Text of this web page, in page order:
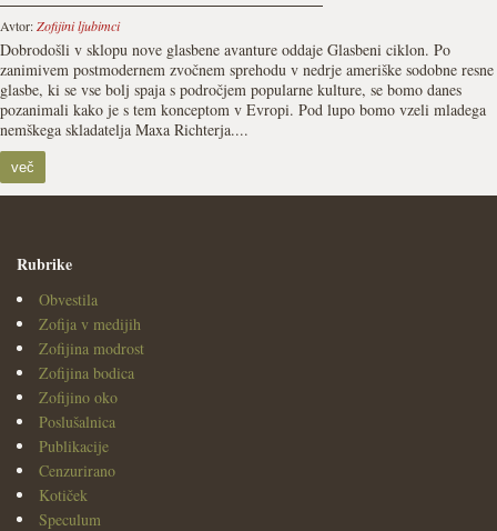
Avtor:Zofijini ljubimci
Dobrodošli v sklopu nove glasbene avanture oddaje Glasbeni ciklon. Po
zanimivem postmodernem zvočnem sprehodu v nedrje ameriške sodobne resne
glasbe, ki se vse bolj spaja s področjem popularne kulture, se bomo danes
pozanimali kako je s tem konceptom v Evropi. Pod lupo bomo vzeli mladega
nemškega skladatelja Maxa Richterja....
več
Rubrike
Obvestila
Zofija v medijih
Zofijina modrost
Zofijina bodica
Zofijino oko
Poslušalnica
Publikacije
Cenzurirano
Kotiček
Speculum